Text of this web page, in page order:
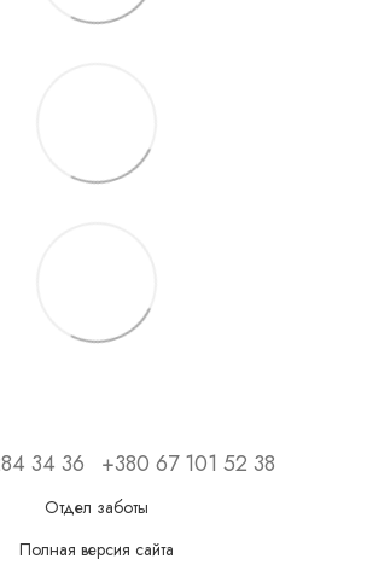
34 36 +380 67 101 52 38
Отдел заботы
Полная версия сайта